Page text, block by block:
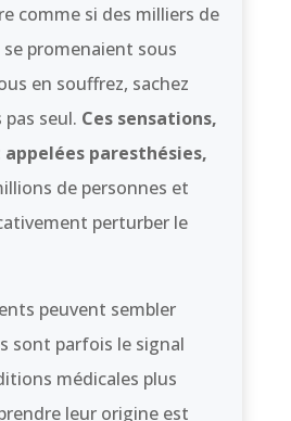
comme si des milliers de
promenaient sous
en souffrez, sachez
pas seul. Ces sensations,
paresthésies,
de personnes et
perturber le
peuvent sembler
sont parfois le signal
médicales plus
leur origine est